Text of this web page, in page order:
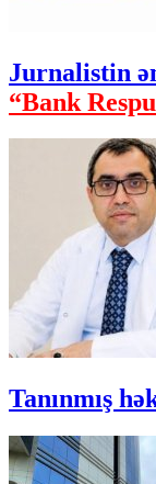
Jurnalistin
“Bank
Tanınmış